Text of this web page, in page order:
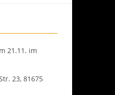
21.11. im
23, 81675